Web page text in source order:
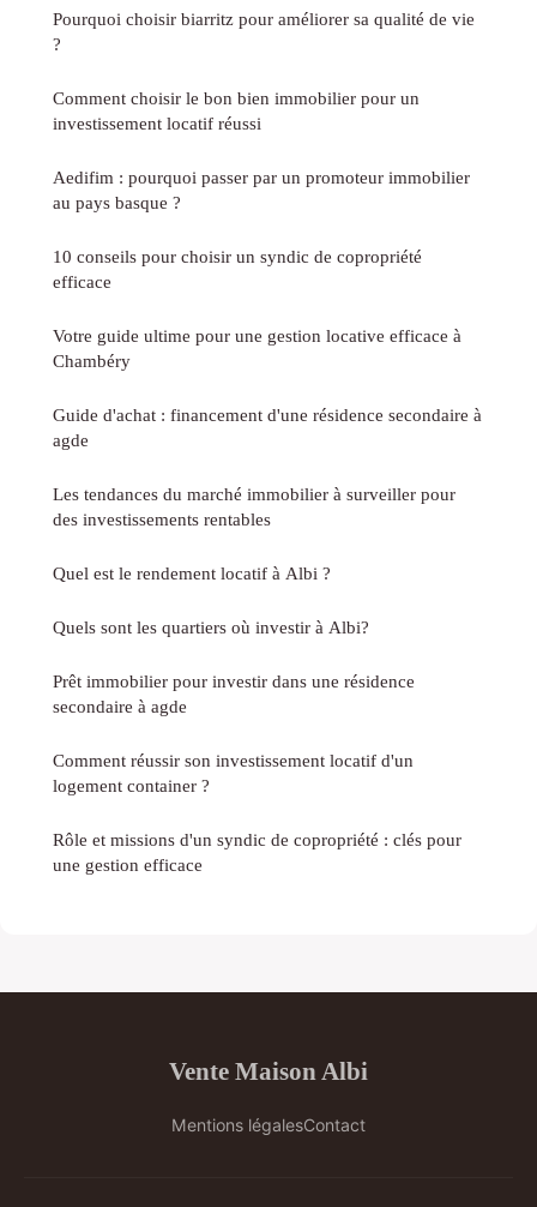
Pourquoi choisir biarritz pour améliorer sa qualité de vie
?
Comment choisir le bon bien immobilier pour un
investissement locatif réussi
Aedifim : pourquoi passer par un promoteur immobilier
au pays basque ?
10 conseils pour choisir un syndic de copropriété
efficace
Votre guide ultime pour une gestion locative efficace à
Chambéry
Guide d'achat : financement d'une résidence secondaire à
agde
Les tendances du marché immobilier à surveiller pour
des investissements rentables
Quel est le rendement locatif à Albi ?
Quels sont les quartiers où investir à Albi?
Prêt immobilier pour investir dans une résidence
secondaire à agde
Comment réussir son investissement locatif d'un
logement container ?
Rôle et missions d'un syndic de copropriété : clés pour
une gestion efficace
Vente Maison Albi
Mentions légalesContact